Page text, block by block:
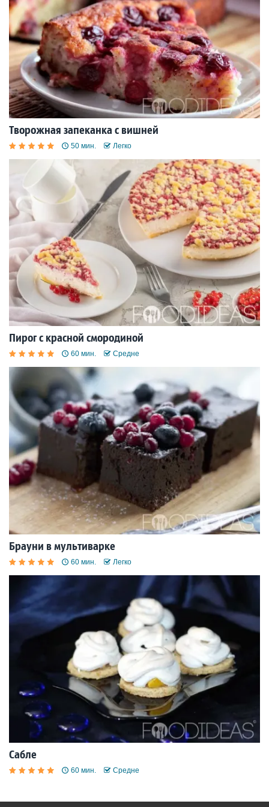
Творожная запеканка с вишней
50 мин. Легко
Пирог с красной смородиной
60 мин. Средне
Брауни в мультиварке
60 мин. Легко
Сабле
60 мин. Средне